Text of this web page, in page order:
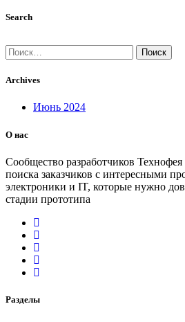
Search
Найти:
Archives
Июнь 2024
О нас
Сообщество разработчиков Технофея
поиска заказчиков с интересными
электроники и IT, которые нужно
стадии прототипа
Разделы